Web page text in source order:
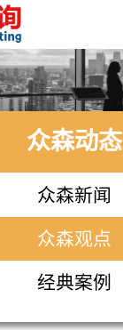
众森动态
众森新闻
众森观点
经典案例